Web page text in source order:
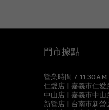
門市據點
營業時間 /
仁愛店 | 嘉義市仁愛
中山店 | 嘉義市中山
新營店 | 台南市新營